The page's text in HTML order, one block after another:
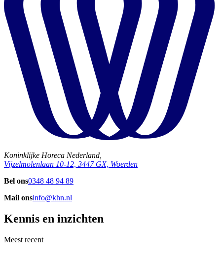
Koninklijke Horeca Nederland,
Vijzelmolenlaan 10-12, 3447 GX, Woerden
Bel ons0348 48 94 89
Mail onsinfo@khn.nl
Kennis en inzichten
Meest recent